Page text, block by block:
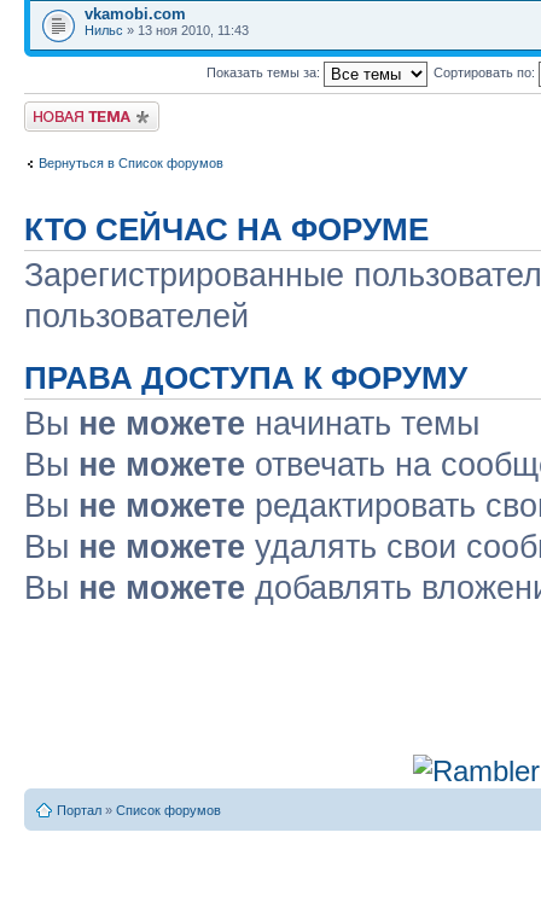
vkamobi.com
Нильс » 13 ноя 2010, 11:43
Показать темы за: Сортировать по:
Начать новую тему
Вернуться в Список форумов
КТО СЕЙЧАС НА ФОРУМЕ
Зарегистрированные
пользователей
ПРАВА ДОСТУПА К ФОРУМУ
Вы не можете начинать темы
Вы не можете отвечать на
Вы не можете редактировать
Вы не можете удалять свои
Вы не можете добавлять
Портал » Список форумов